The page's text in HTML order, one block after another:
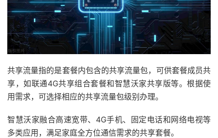
共享流量指的是套餐内包含的共享流量包，可供套餐成员共
享，如联通4G共享组合套餐和智慧沃家共享版等。根据使
用需求，可选择相应的共享流量包级别办理。
智慧沃家融合高速宽带、4G手机、固定电话和网络电视等
多类应用，满足家庭全方位通信需求的共享套餐。